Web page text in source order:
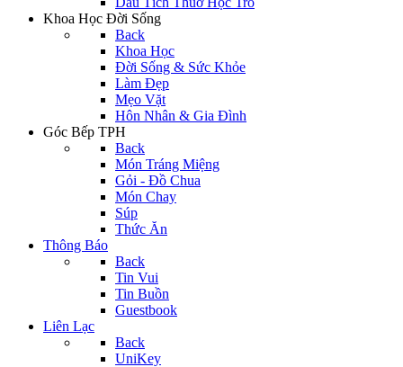
Khoa Học Đời Sống
Back
Khoa Học
Đời Sống & Sức Khỏe
Làm Đẹp
Mẹo Vặt
Hôn Nhân & Gia Đình
Góc Bếp TPH
Back
Món Tráng Miệng
Gỏi - Đồ Chua
Món Chay
Súp
Thức Ăn
Thông Báo
Back
Tin Vui
Tin Buồn
Guestbook
Liên Lạc
Back
UniKey